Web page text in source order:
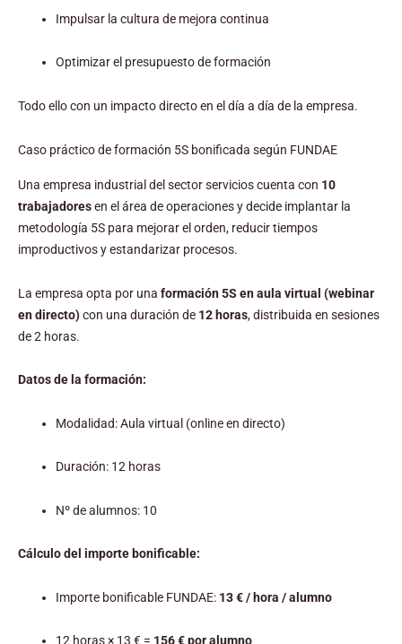
Impulsar la cultura de mejora continua
Optimizar el presupuesto de formación
Todo ello con un impacto directo en el día a día de la empresa.
Caso práctico de formación 5S bonificada según FUNDAE
Una empresa industrial del sector servicios cuenta con 10
trabajadoresen el área de operaciones y decide implantar la
metodología 5S para mejorar el orden, reducir tiempos
improductivos y estandarizar procesos.
La empresa opta por una formación 5S en aula virtual (webinar
en directo)con una duración de 12 horas, distribuida en sesiones
de 2 horas.
Datos de la formación:
Modalidad: Aula virtual (online en directo)
Duración: 12 horas
Nº de alumnos: 10
Cálculo del importe bonificable:
Importe bonificable FUNDAE: 13 € / hora / alumno
12 horas × 13 € = 156 € por alumno